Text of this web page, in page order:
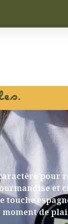
pour
et
touche
de